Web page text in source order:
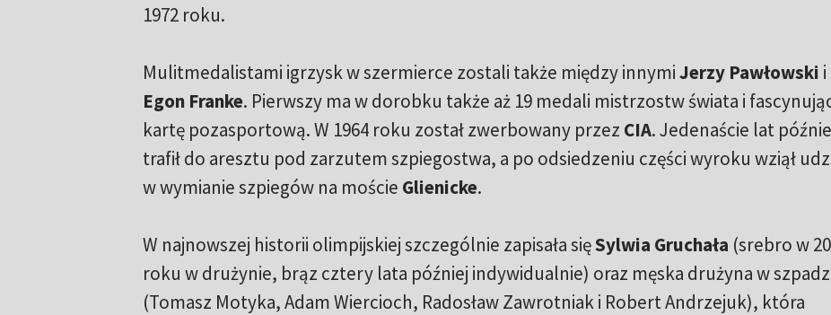
1972 roku.
Mulitmedalistami igrzysk w szermierce zostali także między innymiJerzy Pawłowski i
Egon Franke. Pierwszy ma w dorobku także aż 19 medali mistrzostw świata i
kartę pozasportową. W 1964 roku został zwerbowany przez CIA. Jedenaście lat
trafił do aresztu pod zarzutem szpiegostwa, a po odsiedzeniu części wyroku wziął
w wymianie szpiegów na moście Glienicke.
W najnowszej historii olimpijskiej szczególnie zapisała sięSylwia Gruchała (srebro w
roku w drużynie, brąz cztery lata później indywidualnie) oraz męska drużyna w
(Tomasz Motyka, Adam Wiercioch, Radosław Zawrotniak i Robert Andrzejuk), która